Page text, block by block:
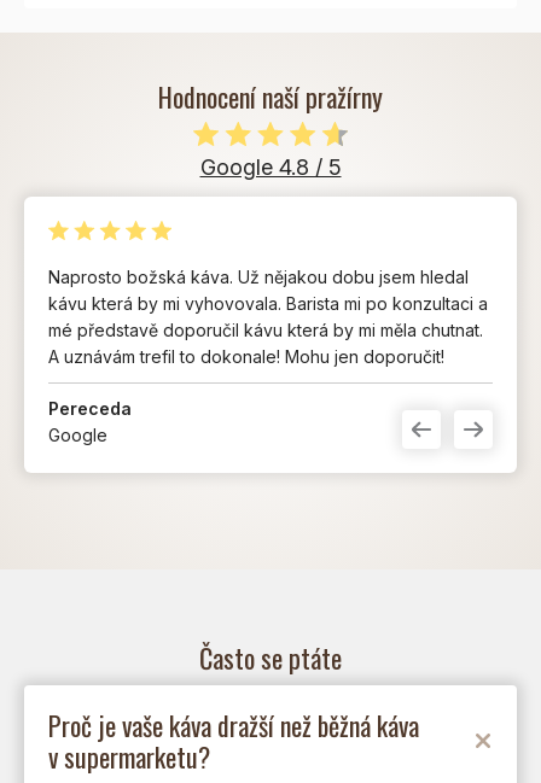
Hodnocení naší pražírny
Google 4.8 / 5
Naprosto božská káva. Už nějakou dobu jsem hledal
kávu která by mi vyhovovala. Barista mi po konzultaci a
mé představě doporučil kávu která by mi měla chutnat.
A uznávám trefil to dokonale! Mohu jen doporučit!
Pereceda
Google
Často se ptáte
Proč je vaše káva dražší než běžná káva
v supermarketu?